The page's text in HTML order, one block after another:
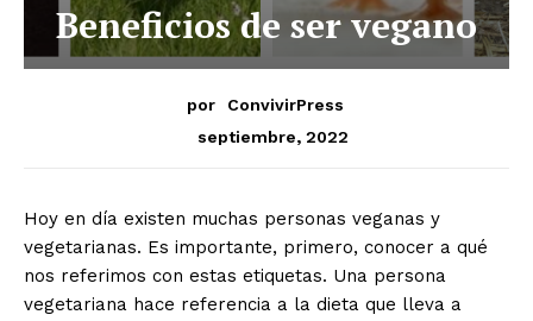
Beneficios de ser vegano
por
ConvivirPress
septiembre, 2022
Hoy en día existen muchas personas veganas y
vegetarianas. Es importante, primero, conocer a qué
nos referimos con estas etiquetas. Una persona
vegetariana hace referencia a la dieta que lleva a